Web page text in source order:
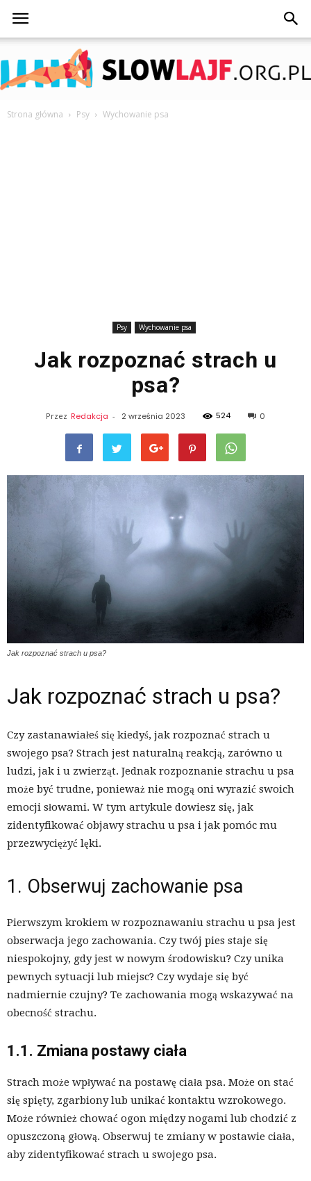
SlowLajf.org.pl
Strona główna Psy Wychowanie psa
Psy Wychowanie psa
Jak rozpoznać strach u
psa?
Przez Redakcja - 2 września 2023 524 0
Jak rozpoznać strach u psa?
Jak rozpoznać strach u psa?
Czy zastanawiałeś się kiedyś, jak rozpoznać strach u
swojego psa? Strach jest naturalną reakcją, zarówno u
ludzi, jak i u zwierząt. Jednak rozpoznanie strachu u psa
może być trudne, ponieważ nie mogą oni wyrazić swoich
emocji słowami. W tym artykule dowiesz się, jak
zidentyfikować objawy strachu u psa i jak pomóc mu
przezwyciężyć lęki.
1. Obserwuj zachowanie psa
Pierwszym krokiem w rozpoznawaniu strachu u psa jest
obserwacja jego zachowania. Czy twój pies staje się
niespokojny, gdy jest w nowym środowisku? Czy unika
pewnych sytuacji lub miejsc? Czy wydaje się być
nadmiernie czujny? Te zachowania mogą wskazywać na
obecność strachu.
1.1. Zmiana postawy ciała
Strach może wpływać na postawę ciała psa. Może on stać
się spięty, zgarbiony lub unikać kontaktu wzrokowego.
Może również chować ogon między nogami lub chodzić z
opuszczoną głową. Obserwuj te zmiany w postawie ciała,
aby zidentyfikować strach u swojego psa.